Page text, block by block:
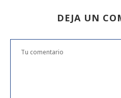
DEJA UN